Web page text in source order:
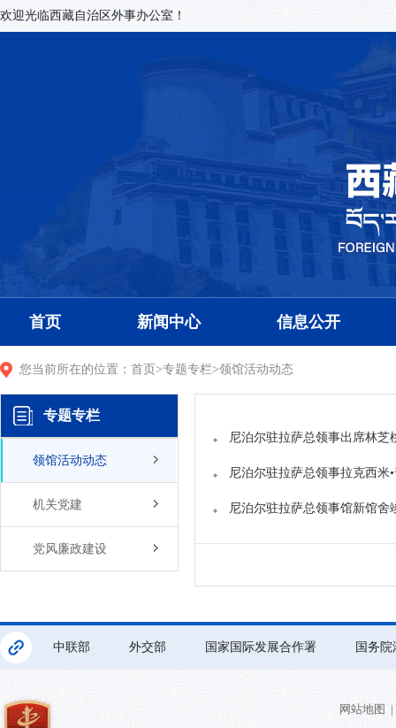
欢迎光临西藏自治区外事办公室！
首页 新闻中心 信息公开
您当前所在的位置： 首页 >专题专栏>领馆活动动态
专题专栏
领馆活动动态
机关党建
党风廉政建设
尼泊尔驻拉萨总领事出席林芝
尼泊尔驻拉萨总领事拉克西米
尼泊尔驻拉萨总领事馆新馆舍
中联部 外交部 国家国际发展合作署 国务
网站地图 |